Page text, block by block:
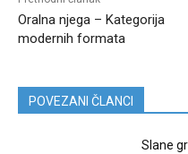
Oralna njega – Kategorija
modernih formata
POVEZANI ČLANCI
Slane